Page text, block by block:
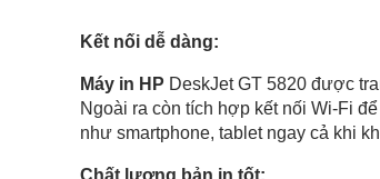
Kết nối dễ dàng:
Máy in HP DeskJet GT 5820 được
Ngoài ra còn tích hợp kết nối Wi-Fi
như smartphone, tablet ngay cả khi
Chất lượng bản in tốt: